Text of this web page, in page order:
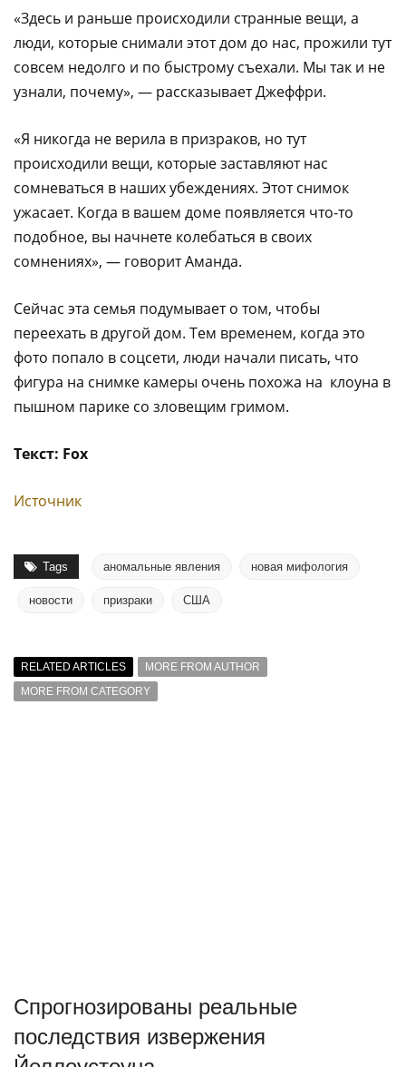
«Здесь и раньше происходили странные вещи, а
люди, которые снимали этот дом до нас, прожили тут
совсем недолго и по быстрому съехали. Мы так и не
узнали, почему», — рассказывает Джеффри.
«Я никогда не верила в призраков, но тут
происходили вещи, которые заставляют нас
сомневаться в наших убеждениях. Этот снимок
ужасает. Когда в вашем доме появляется что-то
подобное, вы начнете колебаться в своих
сомнениях», — говорит Аманда.
Сейчас эта семья подумывает о том, чтобы
переехать в другой дом. Тем временем, когда это
фото попало в соцсети, люди начали писать, что
фигура на снимке камеры очень похожа на клоуна в
пышном парике со зловещим гримом.
Текст: Fox
Источник
Tags аномальные явления новая мифология
новости призраки США
RELATED ARTICLES
MORE FROM AUTHOR
MORE FROM CATEGORY
Спрогнозированы реальные
последствия извержения